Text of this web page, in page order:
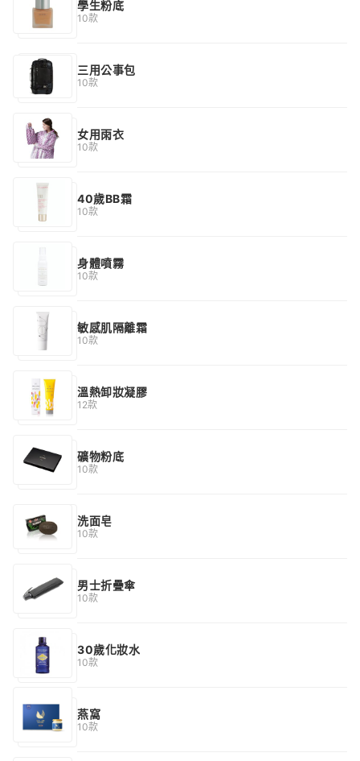
學生粉底
10款
三用公事包
10款
女用雨衣
10款
40歲BB霜
10款
身體噴霧
10款
敏感肌隔離霜
10款
溫熱卸妝凝膠
12款
礦物粉底
10款
洗面皂
10款
男士折疊傘
10款
30歲化妝水
10款
燕窩
10款